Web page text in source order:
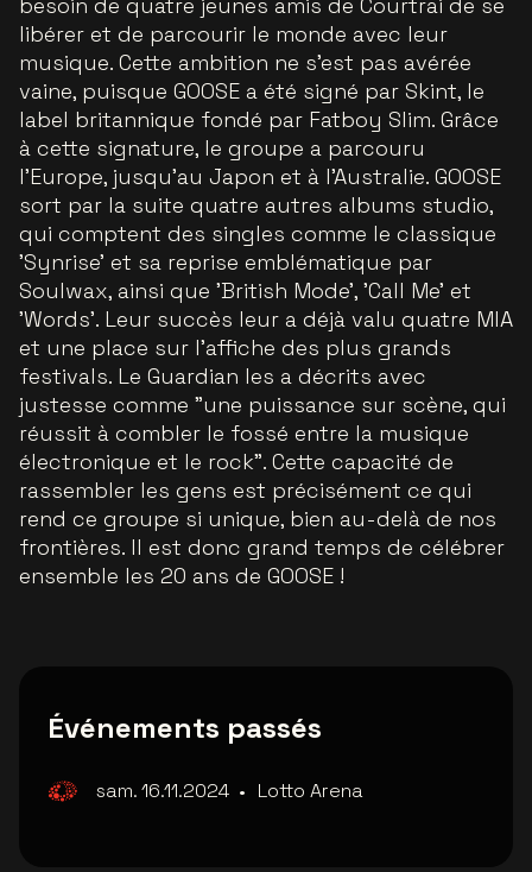
libérer et de parcourir le monde avec leur
musique. Cette ambition ne s'est pas avérée
vaine, puisque GOOSE a été signé par Skint, le
label britannique fondé par Fatboy Slim. Grâce
à cette signature, le groupe a parcouru
l’Europe, jusqu'au Japon et à l'Australie. GOOSE
sort par la suite quatre autres albums studio,
qui comptent des singles comme le classique
'Synrise' et sa reprise emblématique par
Soulwax, ainsi que 'British Mode', 'Call Me' et
'Words'. Leur succès leur a déjà valu quatre MIA
et une place sur l'affiche des plus grands
festivals. Le Guardian les a décrits avec
justesse comme "une puissance sur scène, qui
réussit à combler le fossé entre la musique
électronique et le rock". Cette capacité de
rassembler les gens est précisément ce qui
rend ce groupe si unique, bien au-delà de nos
frontières. Il est donc grand temps de célébrer
ensemble les 20 ans de GOOSE !
Événements passés
sam. 16.11.2024 • Lotto Arena